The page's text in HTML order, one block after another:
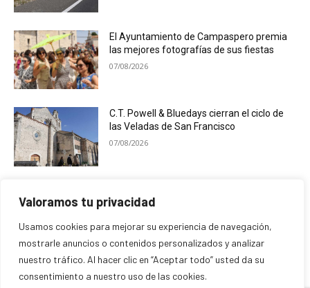
Valoramos tu privacidad
Usamos cookies para mejorar su experiencia de navegación,
mostrarle anuncios o contenidos personalizados y analizar
nuestro tráfico. Al hacer clic en “Aceptar todo” usted da su
consentimiento a nuestro uso de las cookies.
El Ayuntamiento de Campaspero premia
las mejores fotografías de sus fiestas
07/08/2026
C.T. Powell & Bluedays cierran el ciclo de
las Veladas de San Francisco
07/08/2026
programación ligada al eclipse solar